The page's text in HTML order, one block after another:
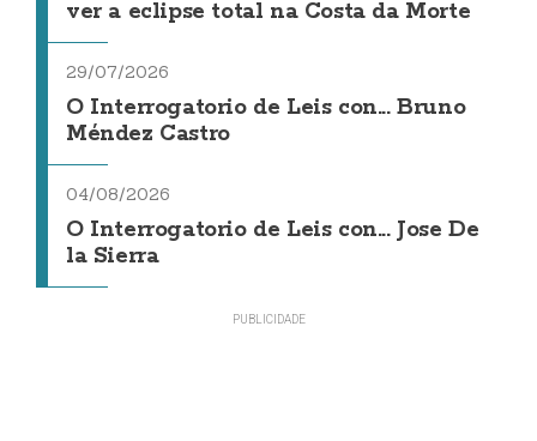
ver a eclipse total na Costa da Morte
29/07/2026
O Interrogatorio de Leis con... Bruno
Méndez Castro
04/08/2026
O Interrogatorio de Leis con... Jose De
la Sierra